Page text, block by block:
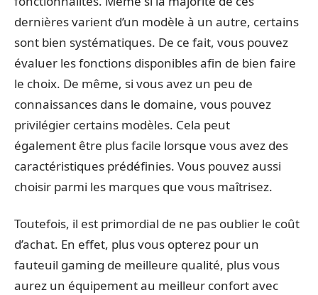
dernières varient d’un modèle à un autre, certains
sont bien systématiques. De ce fait, vous pouvez
évaluer les fonctions disponibles afin de bien faire
le choix. De même, si vous avez un peu de
connaissances dans le domaine, vous pouvez
privilégier certains modèles. Cela peut
également être plus facile lorsque vous avez des
caractéristiques prédéfinies. Vous pouvez aussi
choisir parmi les marques que vous maîtrisez.
Toutefois, il est primordial de ne pas oublier le coût
d’achat. En effet, plus vous opterez pour un
fauteuil gaming de meilleure qualité, plus vous
aurez un équipement au meilleur confort avec